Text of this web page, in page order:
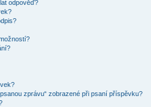
odpověď?
zprávu“ zobrazené při psaní příspěvku?